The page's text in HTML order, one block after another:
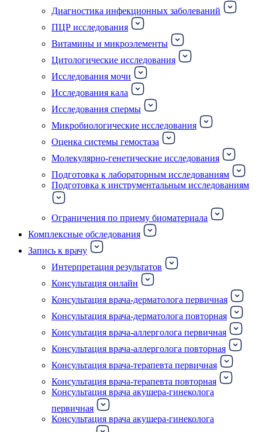
Диагностика инфекционных заболеваний
ПЦР исследования
Витамины и микроэлементы
Цитологические исследования
Исследования мочи
Исследования кала
Исследования спермы
Микробиологические исследования
Оценка системы гемостаза
Молекулярно-генетические исследования
Подготовка к лабораторным исследованиям
Подготовка к инструментальным исследованиям
Ограничения по приему биоматериала
Комплексные обследования
Запись к врачу
Интерпретация результатов
Консультация онлайн
Консультация врача-дерматолога первичная
Консультация врача-дерматолога повторная
Консультация врача-аллерголога первичная
Консультация врача-аллерголога повторная
Консультация врача-терапевта первичная
Консультация врача-терапевта повторная
Консультация врача акушера-гинеколога
первичная
Консультация врача акушера-гинеколога